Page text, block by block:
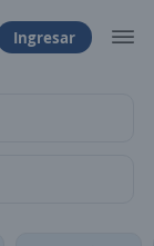
Ingresar